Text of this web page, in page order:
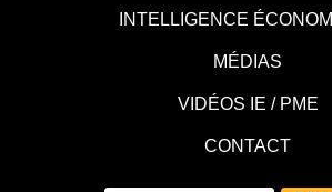
INTELLIGENCE
MÉDIAS
VIDÉOS IE / PME
CONTACT